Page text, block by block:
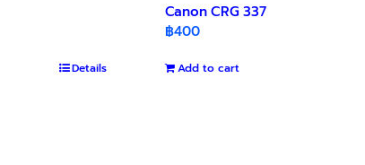
Details
Canon CRG 337
฿400
Add to cart